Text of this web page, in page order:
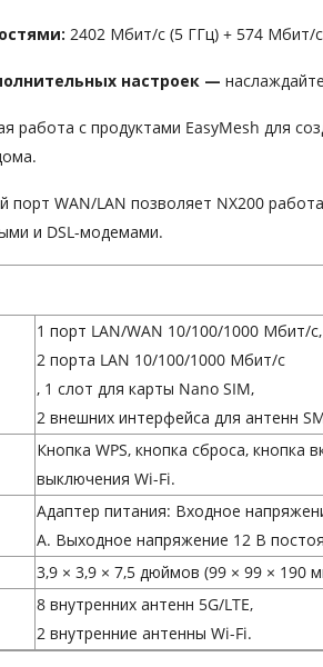
2402 Мбит/с (5 ГГц) + 574 Мбит/с
настроек —
работа с продуктами EasyMesh для
порт WAN/LAN позволяет NX200
и DSL-модемами.
1 порт LAN/WAN 10/100/1000 Мбит/с,
2 порта LAN 10/100/1000 Мбит/с
, 1 слот для карты Nano SIM,
2 внешних интерфейса для антенн
Кнопка WPS, кнопка сброса,
выключения Wi-Fi.
Адаптер питания: Входное
А. Выходное напряжение 12 В
3,9 × 3,9 × 7,5 дюймов (99 × 99 × 190
8 внутренних антенн 5G/LTE,
2 внутренние антенны Wi-Fi.